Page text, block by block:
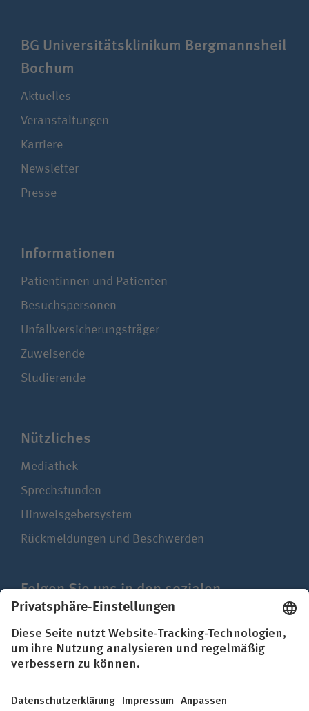
BG Uni­ver­si­täts­klinikum Berg­manns­heil
Bochum
Aktuelles
Veranstaltungen
Karriere
Newsletter
Presse
Infor­ma­ti­onen
Patientinnen und Patienten
Besuchspersonen
Unfallversicherungsträger
Zuweisende
Studierende
Nützliches
Mediathek
Sprechstunden
Hinweisgebersystem
Rückmeldungen und Beschwerden
Folgen Sie uns in den sozialen
Netzwerken